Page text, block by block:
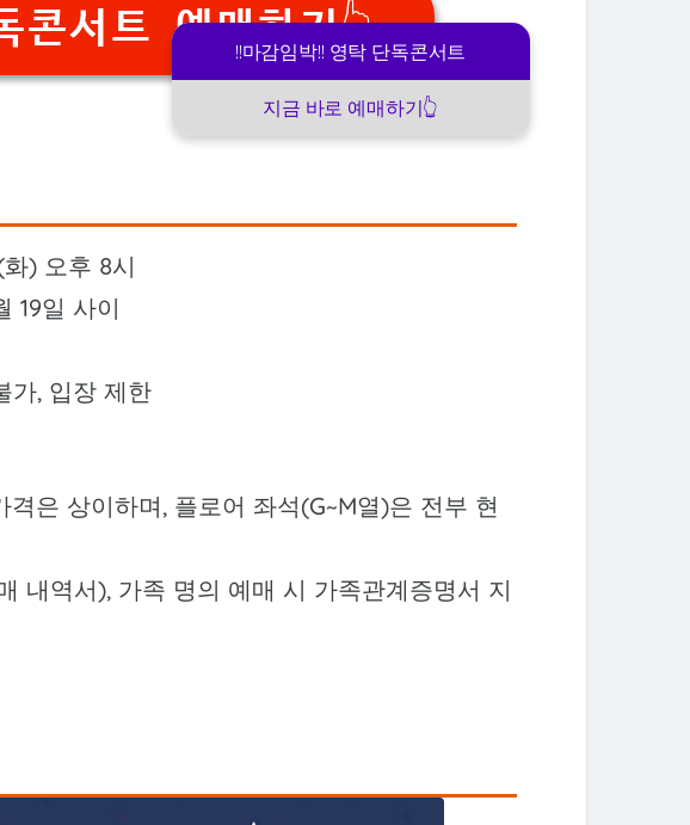
콘서트 예매하기👆
) 오후 8시
19일 사이
가, 입장 제한
격은 상이하며, 플로어 좌석(G~M열)은 전부 현
내역서), 가족 명의 예매 시 가족관계증명서 지
!!마감임박!! 영탁 단독콘서트
지금 바로 예매하기👆